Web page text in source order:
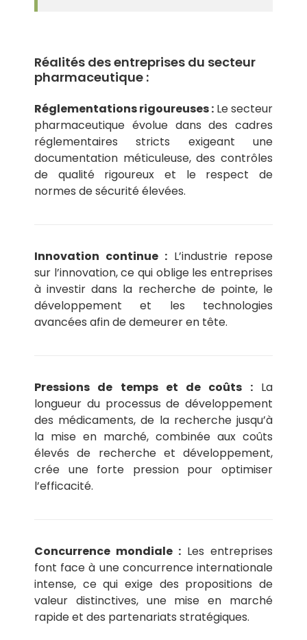
Réalités des entreprises du secteur
pharmaceutique :
Réglementations rigoureuses : Le secteur
pharmaceutique évolue dans des cadres
réglementaires stricts exigeant une
documentation méticuleuse, des contrôles
de qualité rigoureux et le respect de
normes de sécurité élevées.
Innovation continue : L’industrie repose
sur l’innovation, ce qui oblige les entreprises
à investir dans la recherche de pointe, le
développement et les technologies
avancées afin de demeurer en tête.
Pressions de temps et de coûts :La
longueur du processus de développement
des médicaments, de la recherche jusqu’à
la mise en marché, combinée aux coûts
élevés de recherche et développement,
crée une forte pression pour optimiser
l’efficacité.
Concurrence mondiale : Les entreprises
font face à une concurrence internationale
intense, ce qui exige des propositions de
valeur distinctives, une mise en marché
rapide et des partenariats stratégiques.